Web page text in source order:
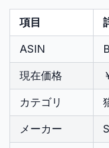
項目
ASIN
現在価格
カテゴリ
メーカー